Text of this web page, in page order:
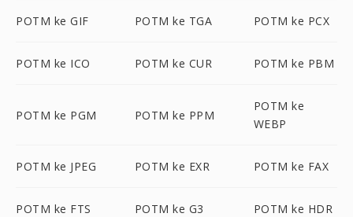
POTM ke GIF POTM ke TGA POTM ke PCX
POTM ke ICO POTM ke CUR POTM ke PBM
POTM ke PGM POTM ke PPM
POTM ke
WEBP
POTM ke JPEG POTM ke EXR POTM ke FAX
POTM ke FTS POTM ke G3 POTM ke HDR